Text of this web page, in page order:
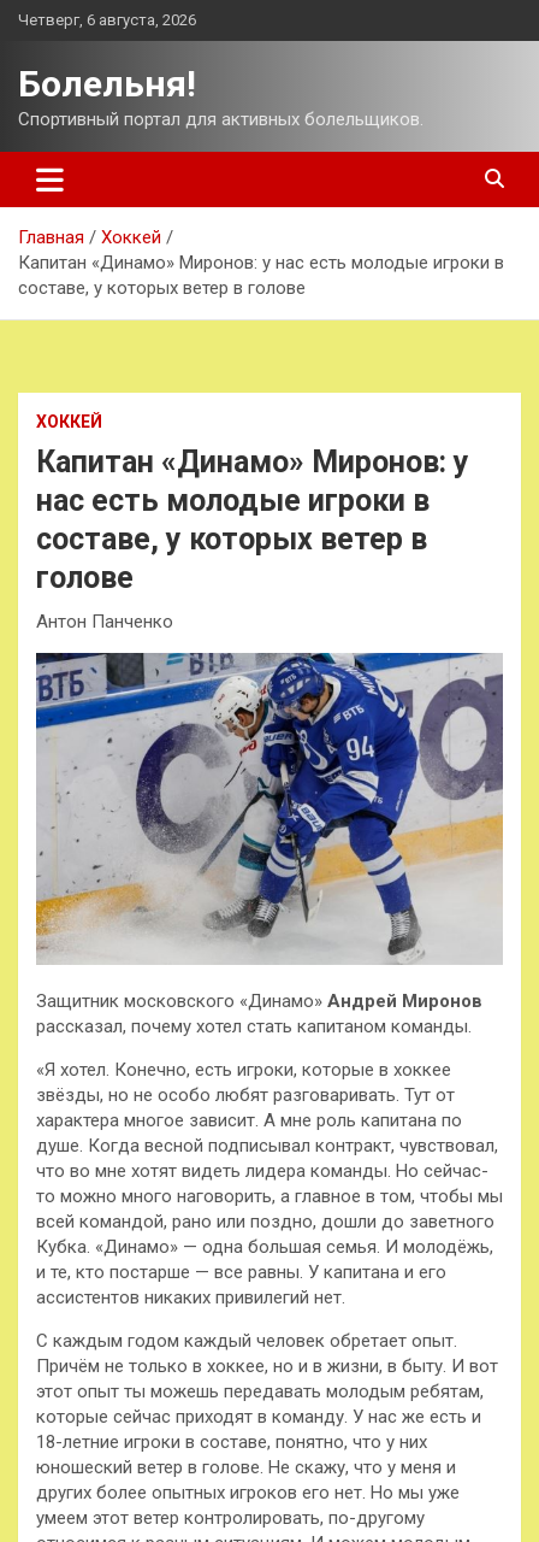
Перейти
Четверг, 6 августа, 2026
Болельня!
Спортивный портал для активных болельщиков.
Главная
Хоккей
Капитан «Динамо» Миронов: у нас есть молодые игроки в
составе, у которых ветер в голове
ХОККЕЙ
Капитан «Динамо» Миронов: у
нас есть молодые игроки в
составе, у которых ветер в
голове
Антон Панченко
Защитник московского «Динамо» Андрей Миронов
рассказал, почему хотел стать капитаном команды.
«Я хотел. Конечно, есть игроки, которые в хоккее
звёзды, но не особо любят разговаривать. Тут от
характера многое зависит. А мне роль капитана по
душе. Когда весной подписывал контракт, чувствовал,
что во мне хотят видеть лидера команды. Но сейчас-
то можно много наговорить, а главное в том, чтобы мы
всей командой, рано или поздно, дошли до заветного
Кубка. «Динамо» — одна большая семья. И молодёжь,
и те, кто постарше — все равны. У капитана и его
ассистентов никаких привилегий нет.
С каждым годом каждый человек обретает опыт.
Причём не только в хоккее, но и в жизни, в быту. И вот
этот опыт ты можешь передавать молодым ребятам,
которые сейчас приходят в команду. У нас же есть и
18-летние игроки в составе, понятно, что у них
юношеский ветер в голове. Не скажу, что у меня и
других более опытных игроков его нет. Но мы уже
умеем этот ветер контролировать, по-другому